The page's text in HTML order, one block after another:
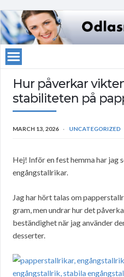
Hur påverkar
stabiliteten på
MARCH 13, 2026 UNCATEGORIZED
Hej! Inför en fest hemma har jag
engångstallrikar.
Jag har hört talas om
gram, men undrar hur det
beständighet när jag använder
desserter.